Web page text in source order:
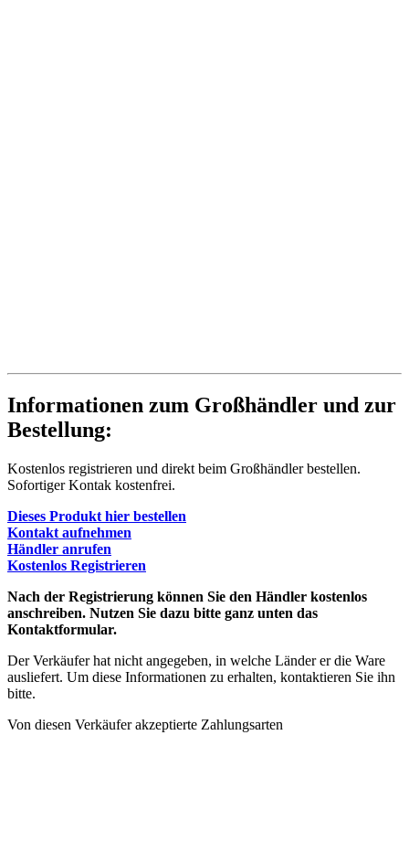
Informationen zum Großhändler und zur
Bestellung:
Kostenlos registrieren und direkt beim Großhändler bestellen.
Sofortiger Kontak kostenfrei.
Dieses Produkt hier bestellen
Kontakt aufnehmen
Händler anrufen
Kostenlos Registrieren
Nach der Registrierung können Sie den Händler kostenlos
anschreiben. Nutzen Sie dazu bitte ganz unten das
Kontaktformular.
Der Verkäufer hat nicht angegeben, in welche Länder er die Ware
ausliefert. Um diese Informationen zu erhalten, kontaktieren Sie ihn
bitte.
Von diesen Verkäufer akzeptierte Zahlungsarten